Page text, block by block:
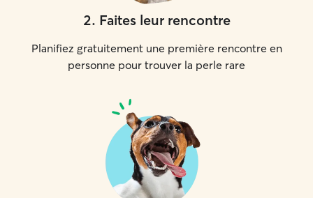
2. Faites leur rencontre
Planifiez gratuitement une première rencontre en
personne pour trouver la perle rare